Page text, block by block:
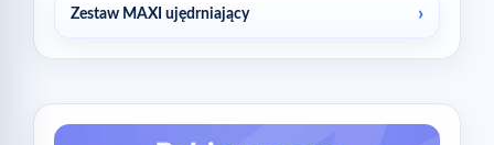
Zestaw MAXI ujędrniający